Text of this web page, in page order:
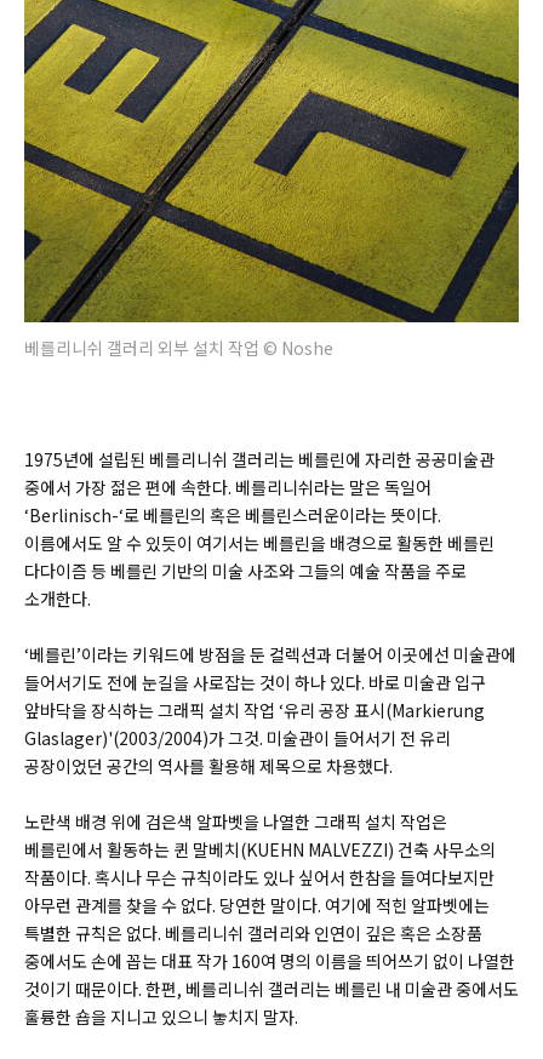
베를리니쉬 갤러리 외부 설치 작업 © Noshe
1975년에 설립된 베를리니쉬 갤러리는 베를린에 자리한 공공미술관
중에서 가장 젊은 편에 속한다. 베를리니쉬라는 말은 독일어
‘Berlinisch-‘로 베를린의 혹은 베를린스러운이라는 뜻이다.
이름에서도 알 수 있듯이 여기서는 베를린을 배경으로 활동한 베를린
다다이즘 등 베를린 기반의 미술 사조와 그들의 예술 작품을 주로
소개한다.
‘베를린’이라는 키워드에 방점을 둔 컬렉션과 더불어 이곳에선 미술관에
들어서기도 전에 눈길을 사로잡는 것이 하나 있다. 바로 미술관 입구
앞바닥을 장식하는 그래픽 설치 작업 ‘유리 공장 표시(Markierung
Glaslager)'(2003/2004)가 그것. 미술관이 들어서기 전 유리
공장이었던 공간의 역사를 활용해 제목으로 차용했다.
노란색 배경 위에 검은색 알파벳을 나열한 그래픽 설치 작업은
베를린에서 활동하는 퀸 말베치(KUEHN MALVEZZI) 건축 사무소의
작품이다. 혹시나 무슨 규칙이라도 있나 싶어서 한참을 들여다보지만
아무런 관계를 찾을 수 없다. 당연한 말이다. 여기에 적힌 알파벳에는
특별한 규칙은 없다. 베를리니쉬 갤러리와 인연이 깊은 혹은 소장품
중에서도 손에 꼽는 대표 작가 160여 명의 이름을 띄어쓰기 없이 나열한
것이기 때문이다. 한편, 베를리니쉬 갤러리는 베를린 내 미술관 중에서도
훌륭한 숍을 지니고 있으니 놓치지 말자.